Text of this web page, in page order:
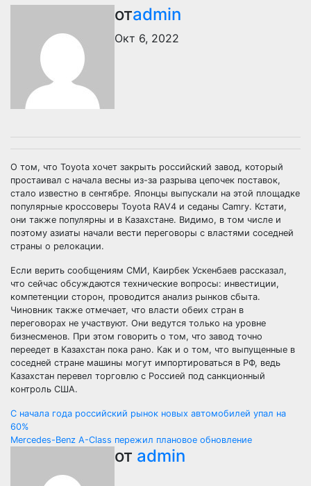
отadmin
Окт 6, 2022
О том, что Toyota хочет закрыть российский завод, который
простаивал с начала весны из-за разрыва цепочек поставок,
стало известно в сентябре. Японцы выпускали на этой площадке
популярные кроссоверы Toyota RAV4 и седаны Camry. Кстати,
они также популярны и в Казахстане. Видимо, в том числе и
поэтому азиаты начали вести переговоры с властями соседней
страны о релокации.
Если верить сообщениям СМИ, Каирбек Ускенбаев рассказал,
что сейчас обсуждаются технические вопросы: инвестиции,
компетенции сторон, проводится анализ рынков сбыта.
Чиновник также отмечает, что власти обеих стран в
переговорах не участвуют. Они ведутся только на уровне
бизнесменов. При этом говорить о том, что завод точно
переедет в Казахстан пока рано. Как и о том, что выпущенные в
соседней стране машины могут импортироваться в РФ, ведь
Казахстан перевел торговлю с Россией под санкционный
контроль США.
Навигация
по
записям
С начала года российский рынок новых автомобилей упал на
60%
Mercedes-Benz A-Class пережил плановое обновление
от admin